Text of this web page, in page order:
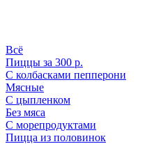
Всё
Пиццы за 300 р.
С колбасками пепперони
Мясные
С цыпленком
Без мяса
С морепродуктами
Пицца из половинок